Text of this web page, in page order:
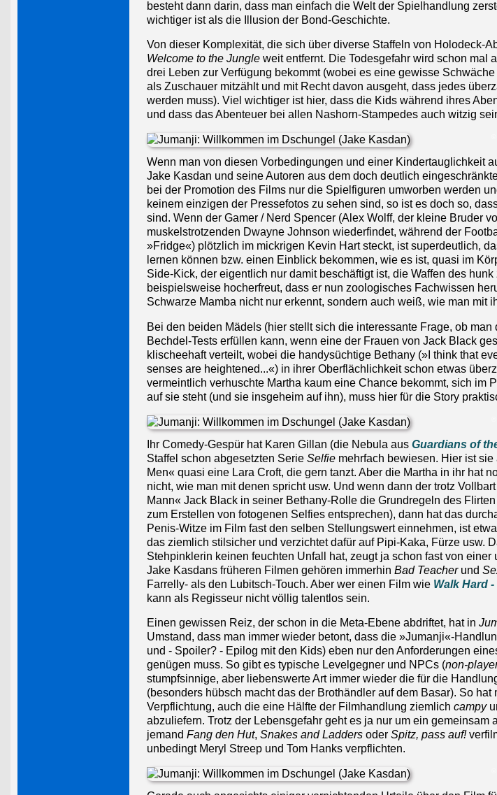
besteht dann darin, dass man einfach die Welt der Spielhandlung
wichtiger ist als die Illusion der Bond-Geschichte.
Von dieser Komplexität, die sich über diverse Staffeln von Holodeck-
Welcome to the Jungle weit entfernt. Die Todesgefahr wird schon mal
drei Leben zur Verfügung bekommt (wobei es eine gewisse
als Zuschauer mitzählt und mit Recht davon ausgeht, dass jedes
werden muss). Viel wichtiger ist hier, dass die Kids während ihres
und dass das Abenteuer bei allen Nashorn-Stampedes auch witzig
Wenn man von diesen Vorbedingungen und einer Kindertauglichkeit
Jake Kasdan und seine Autoren aus dem doch deutlich
bei der Promotion des Films nur die Spielfiguren umworben werden
keinem einzigen der Pressefotos zu sehen sind, so ist es doch so,
sind. Wenn der Gamer / Nerd Spencer (Alex Wolff, der kleine Bruder
muskelstrotzenden Dwayne Johnson wiederfindet, während der
»Fridge«) plötzlich im mickrigen Kevin Hart steckt, ist superdeutlich,
lernen können bzw. einen Einblick bekommen, wie es ist, quasi im
Side-Kick, der eigentlich nur damit beschäftigt ist, die Waffen des
beispielsweise hocherfreut, dass er nun zoologisches Fachwissen
Schwarze Mamba nicht nur erkennt, sondern auch weiß, wie man mit
Bei den beiden Mädels (hier stellt sich die interessante Frage, ob
Bechdel-Tests erfüllen kann, wenn eine der Frauen von Jack Black
klischeehaft verteilt, wobei die handysüchtige Bethany (»I think that
senses are heightened...«) in ihrer Oberflächlichkeit schon etwas
vermeintlich verhuschte Martha kaum eine Chance bekommt, sich im
auf sie steht (und sie insgeheim auf ihn), muss hier für die Story
Ihr Comedy-Gespür hat Karen Gillan (die Nebula aus Guardians of
Staffel schon abgesetzten Serie Selfie mehrfach bewiesen. Hier ist
Men« quasi eine Lara Croft, die gern tanzt. Aber die Martha in ihr hat
nicht, wie man mit denen spricht usw. Und wenn dann der trotz
Mann« Jack Black in seiner Bethany-Rolle die Grundregeln des
zum Erstellen von fotogenen Selfies entsprechen), dann hat das
Penis-Witze im Film fast den selben Stellungswert einnehmen, ist
das ziemlich stilsicher und verzichtet dafür auf Pipi-Kaka, Fürze usw.
Stehpinklerin keinen feuchten Unfall hat, zeugt ja schon fast von einer
Jake Kasdans früheren Filmen gehören immerhin Bad Teacherund
Farrelly- als den Lubitsch-Touch. Aber wer einen Film wie Walk Hard
kann als Regisseur nicht völlig talentlos sein.
Einen gewissen Reiz, der schon in die Meta-Ebene abdriftet, hat in
Umstand, dass man immer wieder betont, dass die »Jumanji«-
und - Spoiler? - Epilog mit den Kids) eben nur den Anforderungen
genügen muss. So gibt es typische Levelgegner und NPCs (non-
stumpfsinnige, aber liebenswerte Art immer wieder die für die
(besonders hübsch macht das der Brothändler auf dem Basar). So
Verpflichtung, auch die eine Hälfte der Filmhandlung ziemlich campy
abzuliefern. Trotz der Lebensgefahr geht es ja nur um ein gemeinsam
jemand Fang den Hut, Snakes and Ladders oder Spitz, pass auf!
unbedingt Meryl Streep und Tom Hanks verpflichten.